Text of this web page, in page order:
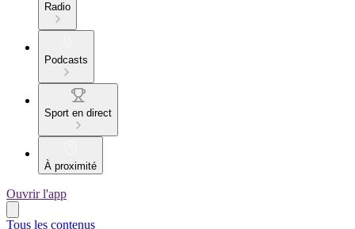
Radio
Podcasts
Sport en direct
À proximité
Ouvrir l'app
Tous les contenus